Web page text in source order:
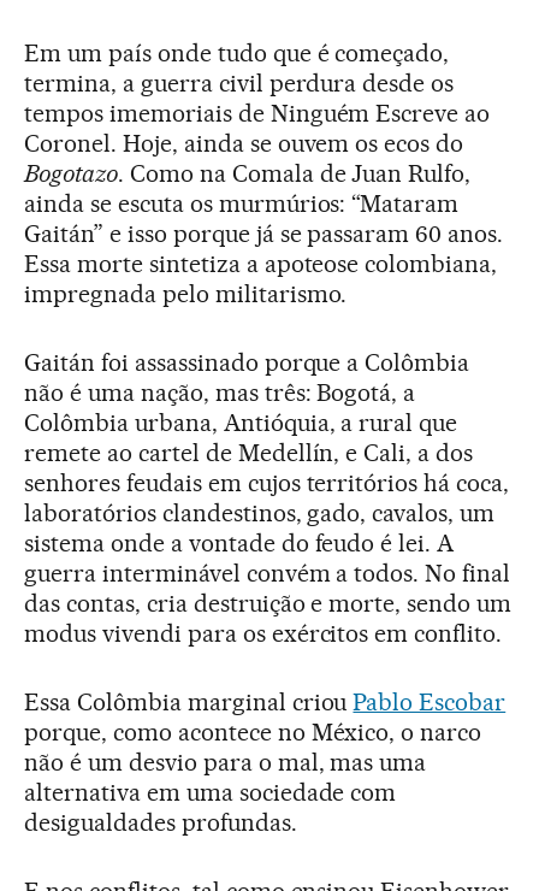
Em um país onde tudo que é começado,
termina, a guerra civil perdura desde os
tempos imemoriais de Ninguém Escreve ao
Coronel. Hoje, ainda se ouvem os ecos do
Bogotazo. Como na Comala de Juan Rulfo,
ainda se escuta os murmúrios: “Mataram
Gaitán” e isso porque já se passaram 60 anos.
Essa morte sintetiza a apoteose colombiana,
impregnada pelo militarismo.
Gaitán foi assassinado porque a Colômbia
não é uma nação, mas três: Bogotá, a
Colômbia urbana, Antióquia, a rural que
remete ao cartel de Medellín, e Cali, a dos
senhores feudais em cujos territórios há coca,
laboratórios clandestinos, gado, cavalos, um
sistema onde a vontade do feudo é lei. A
guerra interminável convém a todos. No final
das contas, cria destruição e morte, sendo um
modus vivendi para os exércitos em conflito.
Essa Colômbia marginal criouPablo Escobar
porque, como acontece no México, o narco
não é um desvio para o mal, mas uma
alternativa em uma sociedade com
desigualdades profundas.